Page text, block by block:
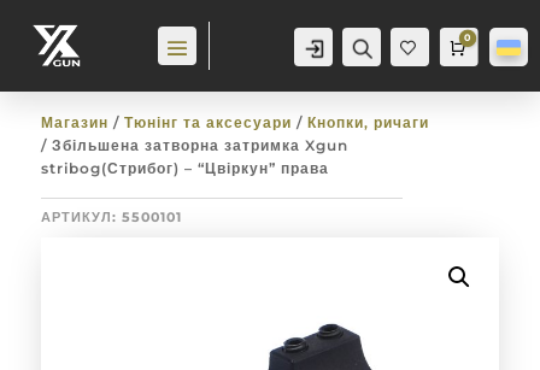
Аккаунт Пошук
Баж
анн
Cart
0
0,0грн
Магазин / Тюнінг та аксесуари / Кнопки, ричаги
/ Збільшена затворна затримка Xgun
stribog(Стрибог) – “Цвіркун” права
АРТИКУЛ: 5500101